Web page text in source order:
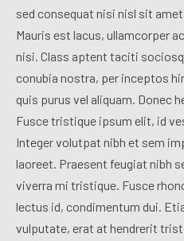
sed consequat nisi nisl sit
Mauris est lacus, ullamcorper
nisi. Class aptent taciti
conubia nostra, per inceptos
quis purus vel aliquam. Donec
Fusce tristique ipsum elit, id
Integer volutpat nibh et sem
laoreet. Praesent feugiat nibh
viverra mi tristique. Fusce
lectus id, condimentum dui.
vulputate, erat at hendrerit